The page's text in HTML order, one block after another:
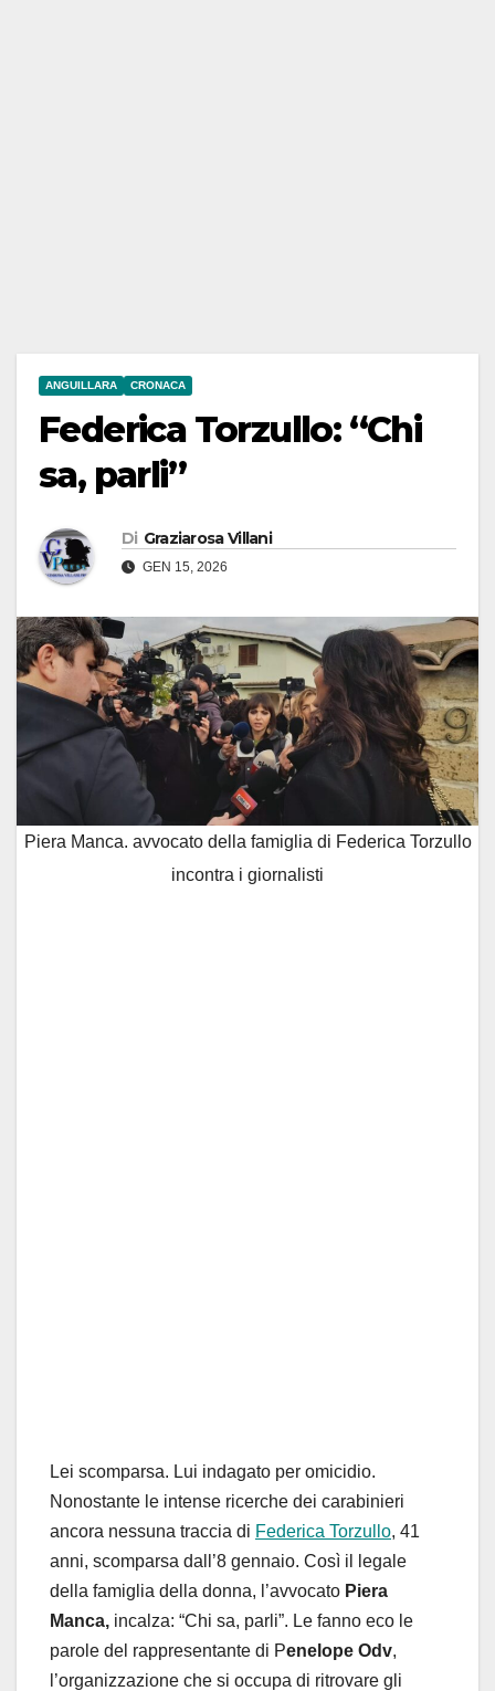
ANGUILLARA CRONACA
Federica Torzullo: “Chi
sa, parli”
Di Graziarosa Villani
GEN 15, 2026
Piera Manca. avvocato della famiglia di Federica Torzullo
incontra i giornalisti
Lei scomparsa. Lui indagato per omicidio.
Nonostante le intense ricerche dei carabinieri
ancora nessuna traccia di Federica Torzullo, 41
anni, scomparsa dall’8 gennaio. Così il legale
della famiglia della donna, l’avvocato Piera
Manca, incalza: “Chi sa, parli”. Le fanno eco le
parole del rappresentante di Penelope Odv,
l’organizzazione che si occupa di ritrovare gli